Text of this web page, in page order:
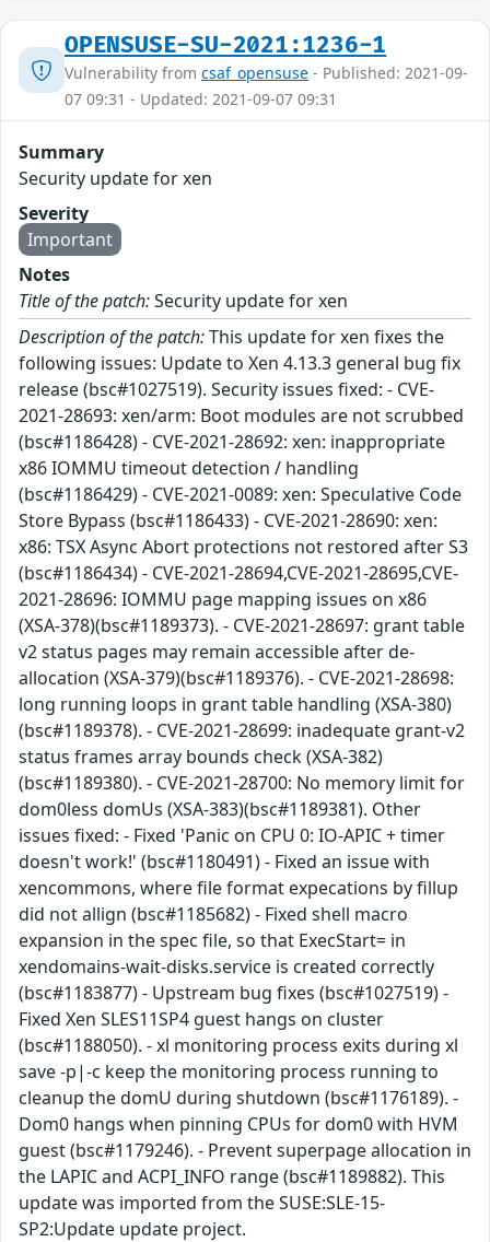
OPENSUSE-SU-2021:1236-1
Vulnerability from csaf_opensuse - Published: 2021-09-
07 09:31 - Updated: 2021-09-07 09:31
Summary
Security update for xen
Severity
Important
Notes
Title of the patch:Security update for xen
Description of the patch:This update for xen fixes the
following issues: Update to Xen 4.13.3 general bug fix
release (bsc#1027519). Security issues fixed: - CVE-
2021-28693: xen/arm: Boot modules are not scrubbed
(bsc#1186428) - CVE-2021-28692: xen: inappropriate
x86 IOMMU timeout detection / handling
(bsc#1186429) - CVE-2021-0089: xen: Speculative Code
Store Bypass (bsc#1186433) - CVE-2021-28690: xen:
x86: TSX Async Abort protections not restored after S3
(bsc#1186434) - CVE-2021-28694,CVE-2021-28695,CVE-
2021-28696: IOMMU page mapping issues on x86
(XSA-378)(bsc#1189373). - CVE-2021-28697: grant table
v2 status pages may remain accessible after de-
allocation (XSA-379)(bsc#1189376). - CVE-2021-28698:
long running loops in grant table handling (XSA-380)
(bsc#1189378). - CVE-2021-28699: inadequate grant-v2
status frames array bounds check (XSA-382)
(bsc#1189380). - CVE-2021-28700: No memory limit for
dom0less domUs (XSA-383)(bsc#1189381). Other
issues fixed: - Fixed 'Panic on CPU 0: IO-APIC + timer
doesn't work!' (bsc#1180491) - Fixed an issue with
xencommons, where file format expecations by fillup
did not allign (bsc#1185682) - Fixed shell macro
expansion in the spec file, so that ExecStart= in
xendomains-wait-disks.service is created correctly
(bsc#1183877) - Upstream bug fixes (bsc#1027519) -
Fixed Xen SLES11SP4 guest hangs on cluster
(bsc#1188050). - xl monitoring process exits during xl
save -p|-c keep the monitoring process running to
cleanup the domU during shutdown (bsc#1176189). -
Dom0 hangs when pinning CPUs for dom0 with HVM
guest (bsc#1179246). - Prevent superpage allocation in
the LAPIC and ACPI_INFO range (bsc#1189882). This
update was imported from the SUSE:SLE-15-
SP2:Update update project.